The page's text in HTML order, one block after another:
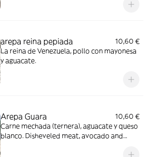
arepa reina pepiada
10,60 €
La reina de Venezuela, pollo con mayonesa
y aguacate.
Arepa Guara
10,60 €
Carne mechada (ternera), aguacate y queso
blanco. Disheveled meat, avocado and